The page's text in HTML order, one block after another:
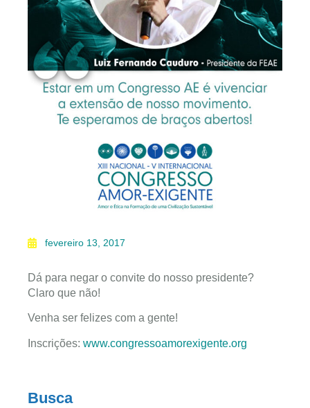
fevereiro 13, 2017
Dá para negar o convite do nosso presidente?
Claro que não!
Venha ser felizes com a gente!
Inscrições: www.congressoamorexigente.org
Busca